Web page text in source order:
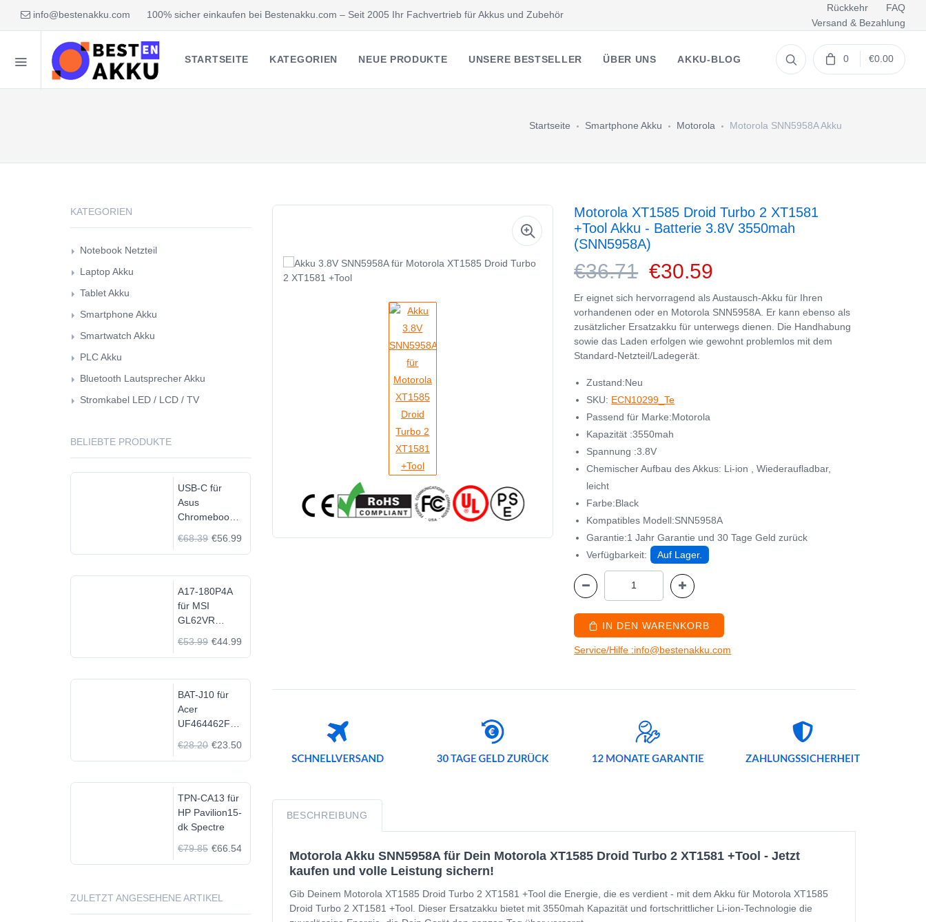
info@bestenakku.com 100% sicher einkaufen bei Bestenakku.com – Seit 2005 Ihr Fachvertrieb für Akkus und Zubehör
Rückkehr
FAQ
Versand & Bezahlung
STARTSEITE KATEGORIEN NEUE PRODUKTE UNSERE BESTSELLER ÜBER UNS AKKU-BLOG 0 €0.00
Startseite Smartphone Akku Motorola Motorola SNN5958A Akku
Motorola XT1585 Droid Turbo 2 XT1581
+Tool Akku - Batterie 3.8V 3550mah
(SNN5958A)
€36.71€30.59
Er eignet sich hervorragend als Austausch-Akku für Ihren
vorhandenen oder en Motorola SNN5958A. Er kann ebenso als
zusätzlicher Ersatzakku für unterwegs dienen. Die Handhabung
sowie das Laden erfolgen wie gewohnt problemlos mit dem
Standard-Netzteil/Ladegerät.
Zustand:Neu
SKU: ECN10299_Te
Passend für Marke:Motorola
Kapazität :3550mah
Spannung :3.8V
Chemischer Aufbau des Akkus: Li-ion , Wiederaufladbar,
leicht
Farbe:Black
Kompatibles Modell:SNN5958A
Garantie:1 Jahr Garantie und 30 Tage Geld zurück
Verfügbarkeit:
Auf Lager.
IN DEN WARENKORB
Service/Hilfe :info@bestenakku.com
BESCHREIBUNG
Motorola Akku SNN5958A für Dein Motorola XT1585 Droid Turbo 2 XT1581 +Tool - Jetzt
kaufen und volle Leistung sichern!
Gib Deinem Motorola XT1585 Droid Turbo 2 XT1581 +Tool die Energie, die es verdient - mit dem Akku für Motorola XT1585
Droid Turbo 2 XT1581 +Tool. Dieser Ersatzakku bietet mit 3550mah Kapazität und fortschrittlicher Li-ion-Technologie die
KATEGORIEN
Notebook Netzteil
Laptop Akku
Tablet Akku
Smartphone Akku
Smartwatch Akku
PLC Akku
Bluetooth Lautsprecher Akku
Stromkabel LED / LCD / TV
BELIEBTE PRODUKTE
USB-C für
Asus
Chromebook
€68.39 €56.99
A17-180P4A
für MSI
GL62VR
€53.99 €44.99
BAT-J10 für
Acer
UF464462F
€28.20 €23.50
TPN-CA13 für
HP Pavilion15-
dk Spectre
€79.85 €66.54
ZULETZT ANGESEHENE ARTIKEL